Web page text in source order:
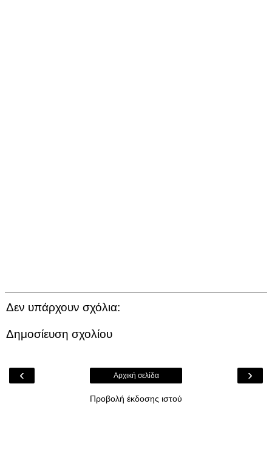
Δεν υπάρχουν σχόλια:
Δημοσίευση σχολίου
‹ ›
Αρχική σελίδα
Προβολή έκδοσης ιστού